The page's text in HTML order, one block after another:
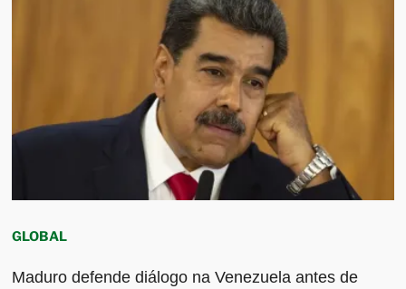
GLOBAL
Maduro defende diálogo na Venezuela antes de